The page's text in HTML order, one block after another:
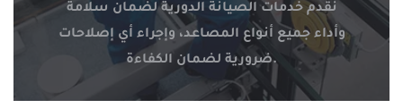
نقدم خدمات الصيانة الدورية لضمان سلامة
وأداء جميع أنواع المصاعد، وإجراء أي إصلاحات
ضرورية لضمان الكفاءة.